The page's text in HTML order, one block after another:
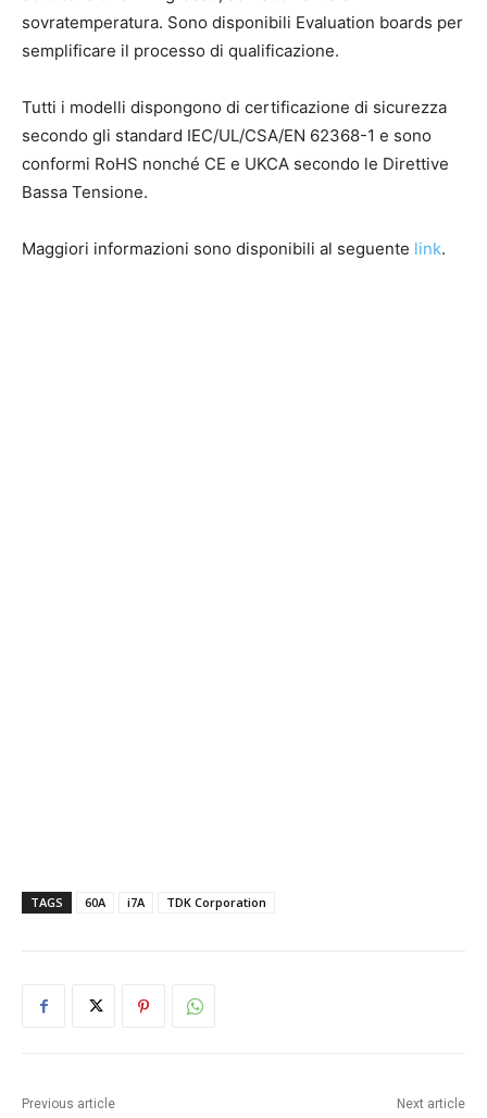
sovratemperatura. Sono disponibili Evaluation boards per
semplificare il processo di qualificazione.
Tutti i modelli dispongono di certificazione di sicurezza
secondo gli standard IEC/UL/CSA/EN 62368-1 e sono
conformi RoHS nonché CE e UKCA secondo le Direttive
Bassa Tensione.
Maggiori informazioni sono disponibili al seguente link.
TAGS 60A i7A TDK Corporation
Previous article Next article